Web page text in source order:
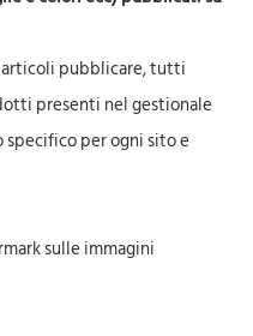
pubblicare, tutti
presenti nel gestionale
per ogni sito e
sulle immagini